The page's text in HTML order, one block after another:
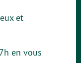
et
en vous